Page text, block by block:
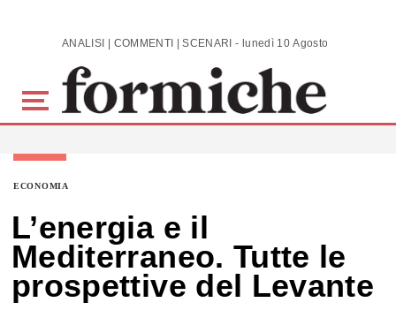
Skip to main content ANALISI | COMMENTI | SCENARI - lunedì 10 Agosto 2026
ECONOMIA
L’energia e il
Mediterraneo. Tutte le
prospettive del Levante